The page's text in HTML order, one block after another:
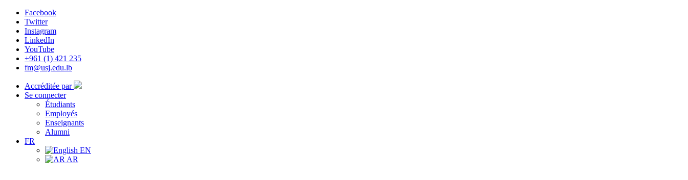
Facebook
Twitter
Instagram
LinkedIn
YouTube
+961 (1) 421 235
fm@usj.edu.lb
Accréditée par
Se connecter
Étudiants
Employés
Enseignants
Alumni
FR
EN
AR